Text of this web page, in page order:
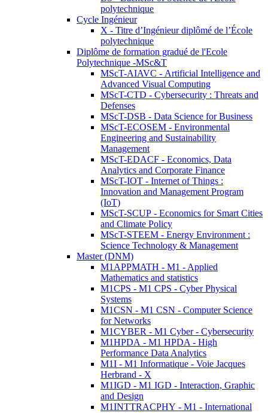
polytechnique
Cycle Ingénieur
X - Titre d’Ingénieur diplômé de l’École
polytechnique
Diplôme de formation gradué de l'Ecole
Polytechnique -MSc&T
MScT-AIAVC - Artificial Intelligence and
Advanced Visual Computing
MScT-CTD - Cybersecurity : Threats and
Defenses
MScT-DSB - Data Science for Business
MScT-ECOSEM - Environmental
Engineering and Sustainability
Management
MScT-EDACF - Economics, Data
Analytics and Corporate Finance
MScT-IOT - Internet of Things :
Innovation and Management Program
(IoT)
MScT-SCUP - Economics for Smart Cities
and Climate Policy
MScT-STEEM - Energy Environment :
Science Technology & Management
Master (DNM)
M1APPMATH - M1 - Applied
Mathematics and statistics
M1CPS - M1 CPS - Cyber Physical
Systems
M1CSN - M1 CSN - Computer Science
for Networks
M1CYBER - M1 Cyber - Cybersecurity
M1HPDA - M1 HPDA - High
Performance Data Analytics
M1I - M1 Informatique - Voie Jacques
Herbrand - X
M1IGD - M1 IGD - Interaction, Graphic
and Design
M1INTTRACPHY - M1 - International